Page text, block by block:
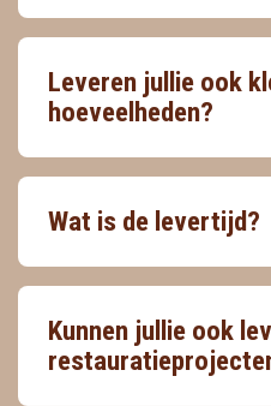
Leveren jullie ook
hoeveelheden?
Wat is de levertijd?
Kunnen jullie ook